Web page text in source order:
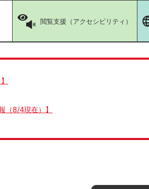
閲覧支援（アクセシビリティ）
（8/4現在）】